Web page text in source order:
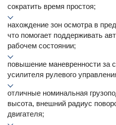
сократить время простоя;
нахождение зон осмотра в
что помогает поддерживать
рабочем состоянии;
повышение маневренности за
усилителя рулевого
отличные номинальная
высота, внешний радиус
двигателя;